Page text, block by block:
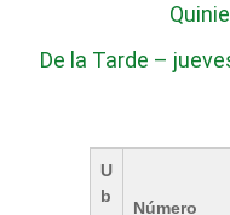
De la Tarde –
U
b
Número